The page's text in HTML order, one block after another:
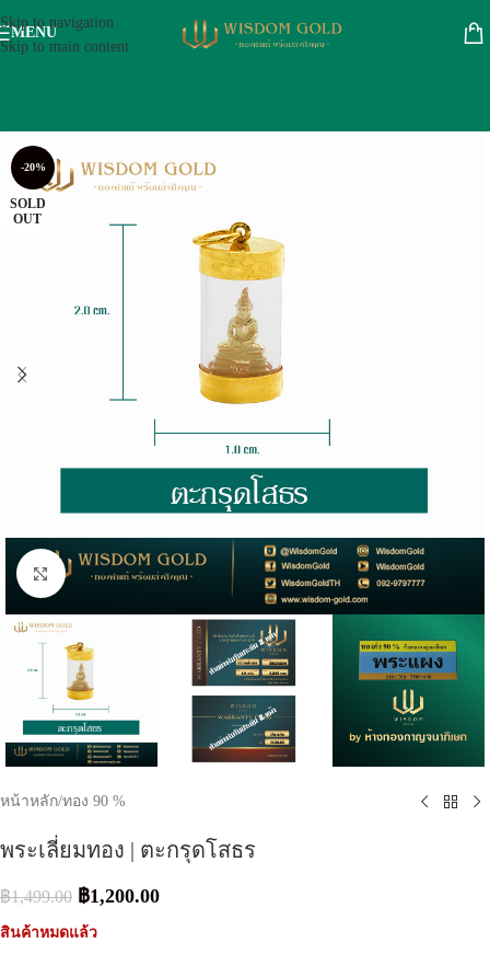
Skip to navigation
Skip to main content
MENU
-20%
SOLD
OUT
Click to enlarge
หน้าหลัก/ทอง 90 %
พระเลี่ยมทอง | ตะกรุดโสธร
฿1,499.00 ฿1,200.00
สินค้าหมดแล้ว